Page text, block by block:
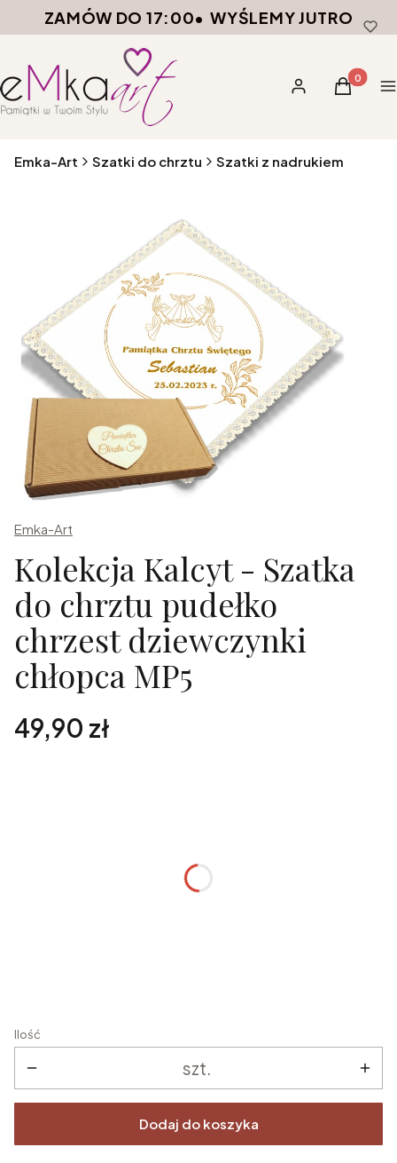
ZAMÓW DO 17:00• WYŚLEMY JUTRO
Zaloguj sięProdukty
Koszyk
Emka-Art Szatki do chrztu Szatki z nadrukiem
Emka-Art
Kolekcja Kalcyt - Szatka
do chrztu pudełko
chrzest dziewczynki
chłopca MP5
Cena
49,90 zł
Ilość
szt.
Dodaj do koszyka